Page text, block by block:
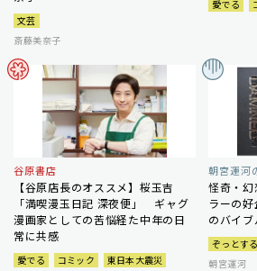
文芸
斎藤美奈子
愛でる
谷原書店
【谷原店長のオススメ】桜玉吉
「満喫漫玉日記 深夜便」 ギャグ
漫画家としての苦悩経た中年の日
常に共感
愛でる コミック
東日本大震災
朝宮運河
怪奇・
ラーの
のバイ
ぞっとする
朝宮運河